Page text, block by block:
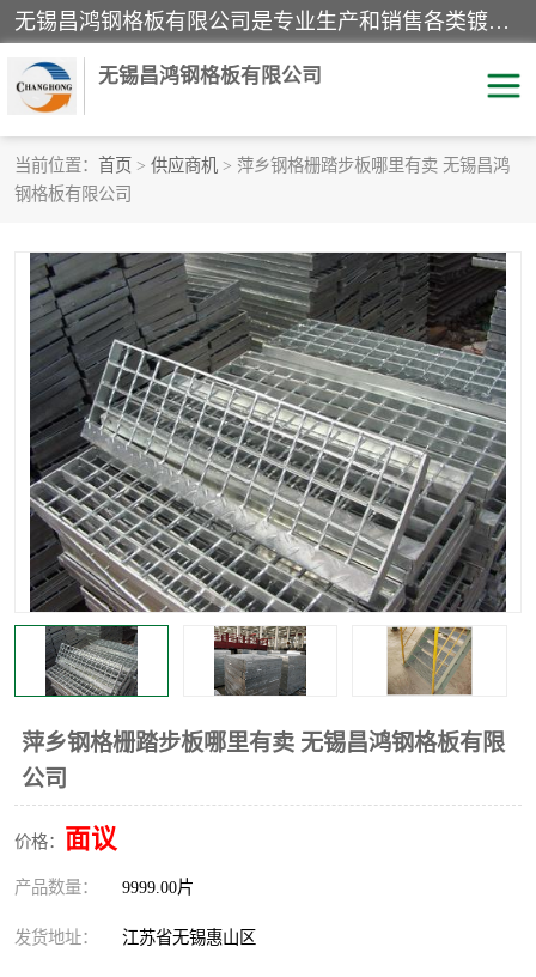
无锡昌鸿钢格板有限公司是专业生产和销售各类镀锌钢格板、镀锌钢格栅、不锈钢钢格及其相关产品的现代化企业。公司产品广泛运用于石油、化工、港口、电力、运输、造纸、医药、钢铁、食品、市政、房地产、制造业等各个领域。
无锡昌鸿钢格板有限公司
当前位置： 首页 > 供应商机 > 萍乡钢格栅踏步板哪里有卖 无锡昌鸿
钢格板有限公司
萍乡钢格栅踏步板哪里有卖 无锡昌鸿钢格板有限
公司
价格： 面议
产品数量： 9999.00片
发货地址： 江苏省无锡惠山区
镀锌钢格板
踏步板 水沟盖板
栏杆 钢格栅
齿形钢格板 钢格板
热镀锌钢格板 复合钢格板
钢格栅踏步板 插接钢格板
整流格栅